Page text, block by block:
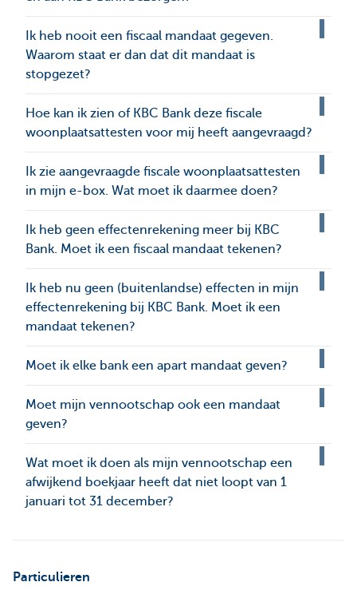
Ik heb nooit een fiscaal mandaat gegeven.
Waarom staat er dan dat dit mandaat is
stopgezet?
Hoe kan ik zien of KBC Bank deze fiscale
woonplaatsattesten voor mij heeft aangevraagd?
Ik zie aangevraagde fiscale woonplaatsattesten
in mijn e-box. Wat moet ik daarmee doen?
Ik heb geen effectenrekening meer bij KBC
Bank. Moet ik een fiscaal mandaat tekenen?
Ik heb nu geen (buitenlandse) effecten in mijn
effectenrekening bij KBC Bank. Moet ik een
mandaat tekenen?
Moet ik elke bank een apart mandaat geven?
Moet mijn vennootschap ook een mandaat
geven?
Wat moet ik doen als mijn vennootschap een
afwijkend boekjaar heeft dat niet loopt van 1
januari tot 31 december?
Particulieren